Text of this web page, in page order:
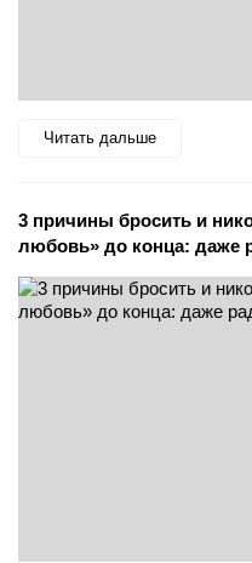
Читать дальше
3 причины бросить и
любовь» до конца: даже